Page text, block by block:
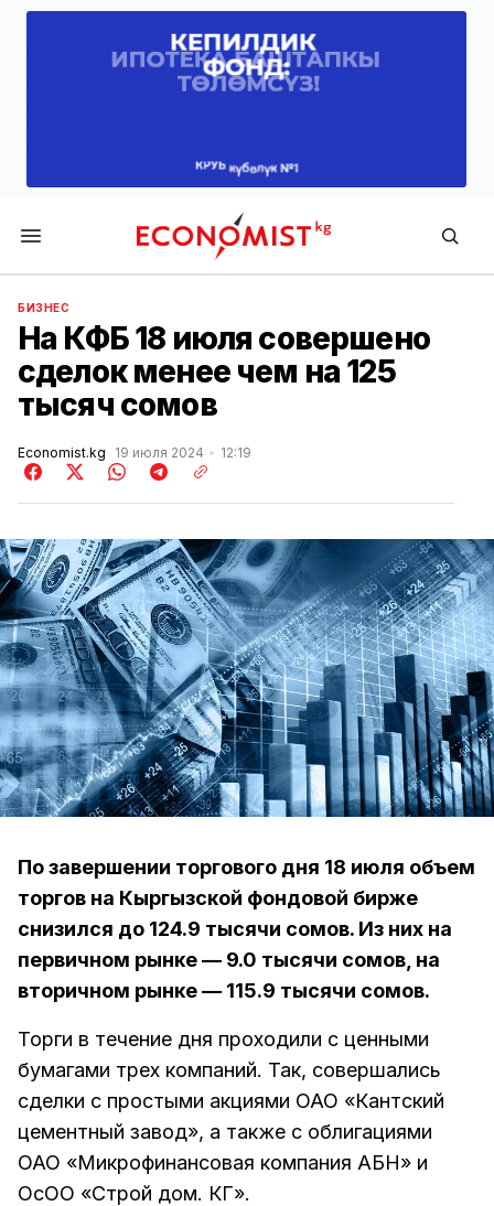
Economist.kg
БИЗНЕС
На КФБ 18 июля совершено
сделок менее чем на 125
тысяч сомов
Economist.kg 19 июля 2024 12:19
По завершении торгового дня 18 июля объем
торгов на Кыргызской фондовой бирже
снизился до 124.9 тысячи сомов. Из них на
первичном рынке — 9.0 тысячи сомов, на
вторичном рынке — 115.9 тысячи сомов.
Торги в течение дня проходили с ценными
бумагами трех компаний. Так, совершались
сделки с простыми акциями ОАО «Кантский
цементный завод», а также c облигациями
ОАО «Микрофинансовая компания АБН» и
ОсОО «Строй дом. КГ».